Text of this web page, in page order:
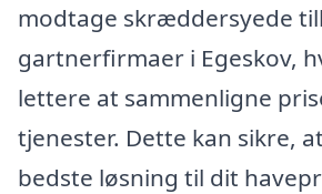
modtage skræddersyede
gartnerfirmaer i Egeskov,
lettere at sammenligne
tjenester. Dette kan sikre,
bedste løsning til dit